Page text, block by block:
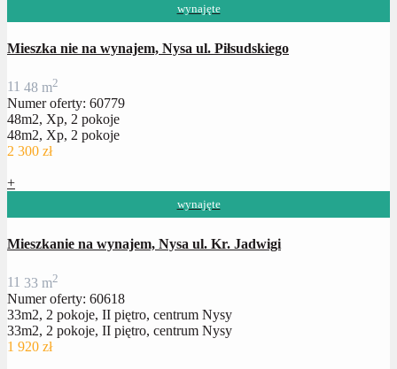
wynajęte
Mieszka nie na wynajem, Nysa ul. Piłsudskiego
11 48 m2
Numer oferty: 60779
48m2, Xp, 2 pokoje
48m2, Xp, 2 pokoje
2 300 zł
+
wynajęte
Mieszkanie na wynajem, Nysa ul. Kr. Jadwigi
11 33 m2
Numer oferty: 60618
33m2, 2 pokoje, II piętro, centrum Nysy
33m2, 2 pokoje, II piętro, centrum Nysy
1 920 zł